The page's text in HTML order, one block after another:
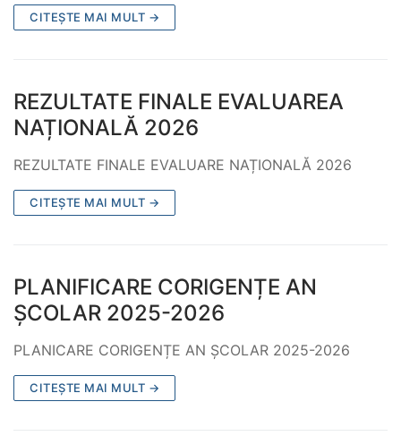
CITEȘTE MAI MULT →
REZULTATE FINALE EVALUAREA
NAȚIONALĂ 2026
REZULTATE FINALE EVALUARE NAȚIONALĂ 2026
CITEȘTE MAI MULT →
PLANIFICARE CORIGENȚE AN
ȘCOLAR 2025-2026
PLANICARE CORIGENȚE AN ȘCOLAR 2025-2026
CITEȘTE MAI MULT →